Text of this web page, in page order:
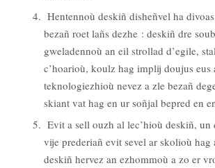
Hentennoù deskiñ disheñvel ha
bezañ roet lañs dezhe : deskiñ dre
gweladennoù an eil strollad d’egile,
c’hoarioù, koulz hag implij doujus eus
teknologiezhioù nevez a zle bezañ
skiant vat hag en ur soñjal bepred en
Evit a sell ouzh al lec’hioù deskiñ, un
vije prederiañ evit sevel ar skolioù hag
deskiñ hervez an ezhommoù a zo er